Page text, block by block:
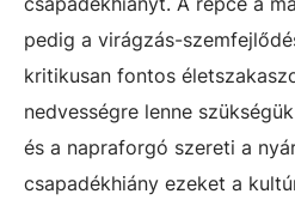
pedig a virágzás-
kritikusan fontos
nedvességre lenne
és a napraforgó szereti a
csapadékhiány ezeket a